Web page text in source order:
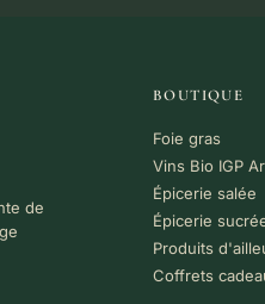
de
BOUTIQUE
Foie gras
Vins Bio IGP
Épicerie salée
Épicerie
Produits
Coffrets